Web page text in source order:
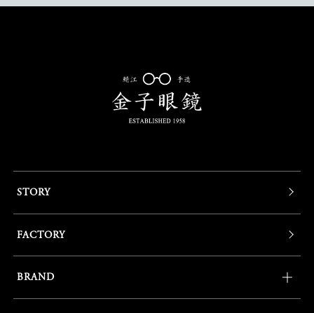
STORY
FACTORY
BRAND